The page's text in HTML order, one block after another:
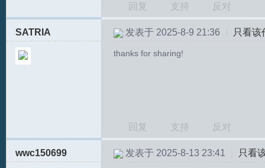
R
S
回复 支持 反对
SATRIA 发表于 2025-8-9 21:36 只看该
thanks for sharing!
回复 支持 反对
wwc150699 发表于 2025-8-13 23:41 只看